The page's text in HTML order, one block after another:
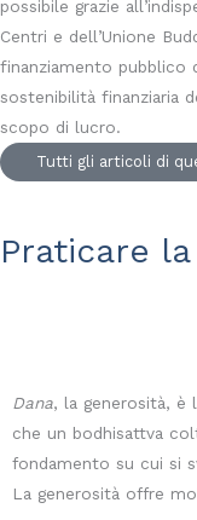
possibile grazie
Centri e dell’Unione
finanziamento pubblico
sostenibilità finanziaria
scopo di lucro.
Tutti gli articoli di
Praticare
Dana, la generosità, è
che un bodhisattva
fondamento su cui si
La generosità offre